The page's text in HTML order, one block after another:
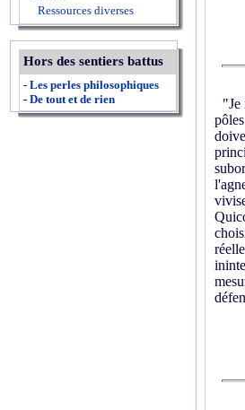
Ressources diverses
Hors des sentiers battus
- Les perles philosophiques
- De tout et de rien
"Je